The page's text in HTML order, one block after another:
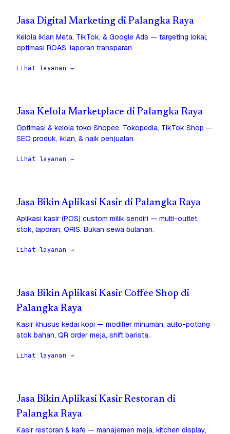
Jasa Digital Marketing di Palangka Raya
Kelola iklan Meta, TikTok, & Google Ads — targeting lokal,
optimasi ROAS, laporan transparan.
Lihat layanan →
Jasa Kelola Marketplace di Palangka Raya
Optimasi & kelola toko Shopee, Tokopedia, TikTok Shop —
SEO produk, iklan, & naik penjualan.
Lihat layanan →
Jasa Bikin Aplikasi Kasir di Palangka Raya
Aplikasi kasir (POS) custom milik sendiri — multi-outlet,
stok, laporan, QRIS. Bukan sewa bulanan.
Lihat layanan →
Jasa Bikin Aplikasi Kasir Coffee Shop di
Palangka Raya
Kasir khusus kedai kopi — modifier minuman, auto-potong
stok bahan, QR order meja, shift barista.
Lihat layanan →
Jasa Bikin Aplikasi Kasir Restoran di
Palangka Raya
Kasir restoran & kafe — manajemen meja, kitchen display,